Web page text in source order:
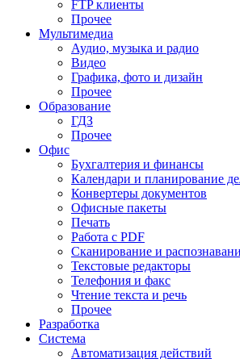
FTP клиенты
Прочее
Мультимедиа
Аудио, музыка и радио
Видео
Графика, фото и дизайн
Прочее
Образование
ГДЗ
Прочее
Офис
Бухгалтерия и финансы
Календари и планирование
Конвертеры документов
Офисные пакеты
Печать
Работа с PDF
Сканирование и
Текстовые редакторы
Телефония и факс
Чтение текста и речь
Прочее
Разработка
Система
Автоматизация действий